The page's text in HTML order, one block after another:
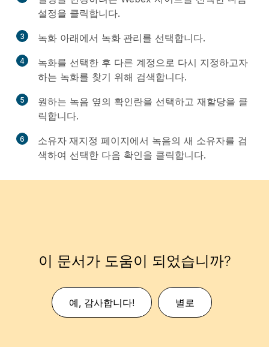
설정을 클릭합니다.
3 녹화 아래에서 녹화 관리를 선택합니다.
4 녹화를 선택한 후 다른 계정으로 다시 지정하고자
하는 녹화를 찾기 위해 검색합니다.
5 원하는 녹음 옆의 확인란을 선택하고 재할당을 클
릭합니다.
6 소유자 재지정 페이지에서 녹음의 새 소유자를 검
색하여 선택한 다음 확인을 클릭합니다.
이 문서가 도움이 되었습니까?
예, 감사합니다! 별로